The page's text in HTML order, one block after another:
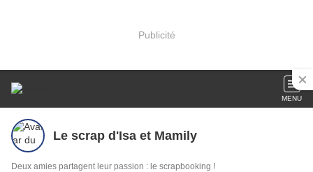
Publicité
MENU
Le scrap d'Isa et Mamily
Deux amies partagent leur passion : le scrapbooking !